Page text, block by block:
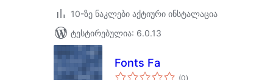
10-ზე ნაკლები აქტიური ინსტალაცია
ტესტირებულია: 6.0.13
Fonts Fa
(0საერთო
)